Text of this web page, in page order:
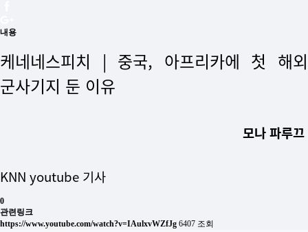
내용
케네네스피치 | 중국, 아프리카에 첫 해외
군사기지 둔 이유
모나 파루끄
KNN youtube 기사
0
관련링크
https://www.youtube.com/watch?v=IAulxvWZfJg 6407 조회